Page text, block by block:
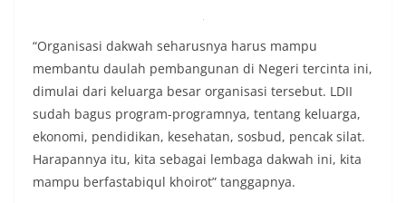
“Organisasi dakwah seharusnya harus mampu
membantu daulah pembangunan di Negeri tercinta ini,
dimulai dari keluarga besar organisasi tersebut. LDII
sudah bagus program-programnya, tentang keluarga,
ekonomi, pendidikan, kesehatan, sosbud, pencak silat.
Harapannya itu, kita sebagai lembaga dakwah ini, kita
mampu berfastabiqul khoirot” tanggapnya.